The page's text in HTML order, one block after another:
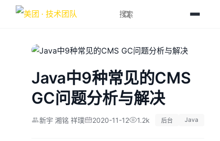
Java中9种常见的CMS
GC问题分析与解决
新宇 湘铭 祥璞 2020-11-12 1.2k 后台 Java